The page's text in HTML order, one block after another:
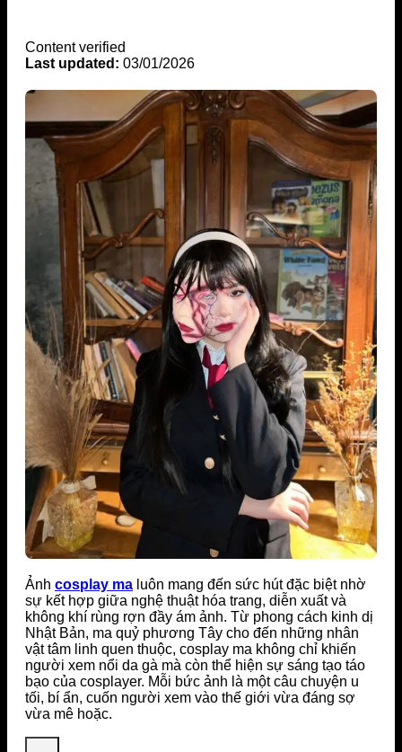
Content verified
Last updated: 03/01/2026
Ảnh cosplay ma luôn mang đến sức hút đặc biệt nhờ
sự kết hợp giữa nghệ thuật hóa trang, diễn xuất và
không khí rùng rợn đầy ám ảnh. Từ phong cách kinh dị
Nhật Bản, ma quỷ phương Tây cho đến những nhân
vật tâm linh quen thuộc, cosplay ma không chỉ khiến
người xem nổi da gà mà còn thể hiện sự sáng tạo táo
bạo của cosplayer. Mỗi bức ảnh là một câu chuyện u
tối, bí ẩn, cuốn người xem vào thế giới vừa đáng sợ
vừa mê hoặc.